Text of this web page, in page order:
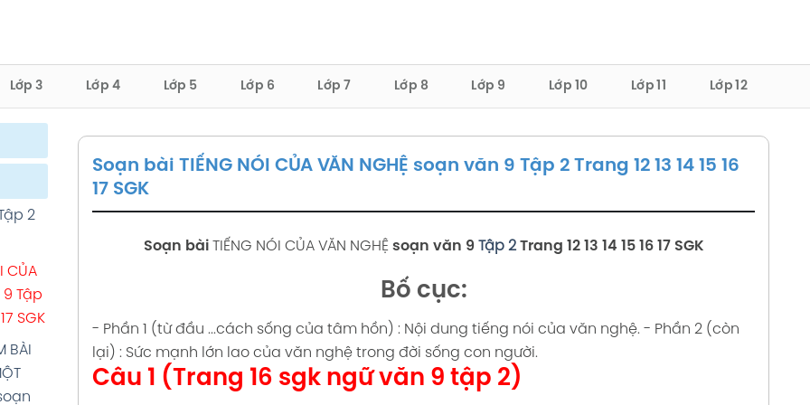
Lớp 3 Lớp 4 Lớp 5 Lớp 6 Lớp 7 Lớp 8 Lớp 9 Lớp 10 Lớp 11 Lớp 12
1
1
1
1
1
2
CỦA
9 Tập
SGK
BÀI
Soạn bài TIẾNG NÓI CỦA VĂN NGHỆ soạn văn 9 Tập 2 Trang 12 13 14 15 16
17 SGK
Soạn bài TIẾNG NÓI CỦA VĂN NGHỆ soạn văn 9 Tập 2Trang 1 2 13 14 15 16 17 SGK
Bố cục:
- Phần 1 (từ đầu ...cách sống của tâm hồn) : Nội dung tiếng nói của văn nghệ. - Phần 2 (còn
lại) : Sức mạnh lớn lao của văn nghệ trong đời sống con người.
Câu 1 (Trang 16 sgk ngữ văn 9 tập 2)